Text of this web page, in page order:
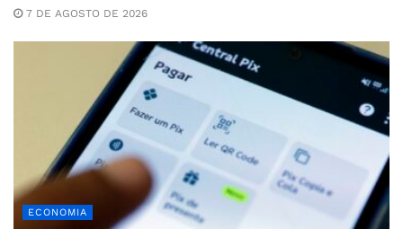
7 DE AGOSTO DE 2026
ECONOMIA